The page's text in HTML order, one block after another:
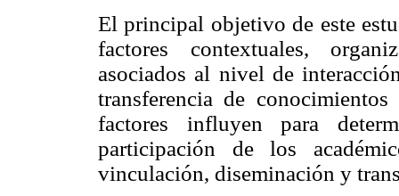
El principal objetivo de este
factores contextuales,
asociados al nivel de
transferencia de
factores influyen para
participación de los
vinculación, diseminación y